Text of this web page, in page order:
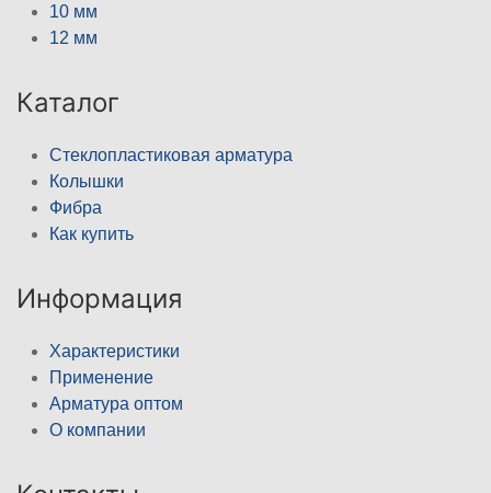
10 мм
12 мм
Каталог
Стеклопластиковая арматура
Колышки
Фибра
Как купить
Информация
Характеристики
Применение
Арматура оптом
О компании